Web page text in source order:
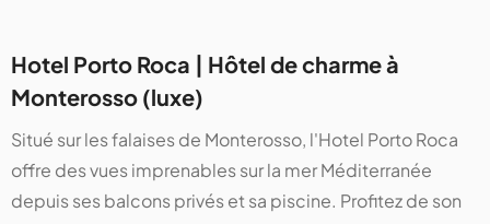
Hotel Porto Roca | Hôtel de charme à
Monterosso (luxe)
Situé sur les falaises de Monterosso, l'Hotel Porto Roca
offre des vues imprenables sur la mer Méditerranée
depuis ses balcons privés et sa piscine. Profitez de son